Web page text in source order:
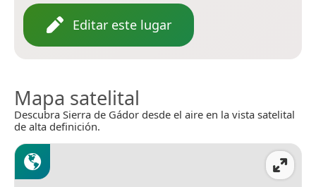
Editar este lugar
Mapa satelital
Descubra Sierra de Gádor desde el aire en la vista satelital
de alta definición.